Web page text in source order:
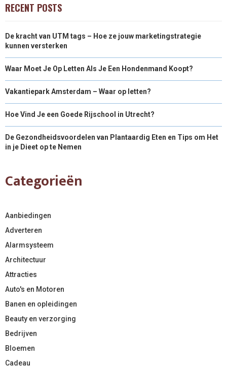
RECENT POSTS
De kracht van UTM tags – Hoe ze jouw marketingstrategie
kunnen versterken
Waar Moet Je Op Letten Als Je Een Hondenmand Koopt?
Vakantiepark Amsterdam – Waar op letten?
Hoe Vind Je een Goede Rijschool in Utrecht?
De Gezondheidsvoordelen van Plantaardig Eten en Tips om Het
in je Dieet op te Nemen
Categorieën
Aanbiedingen
Adverteren
Alarmsysteem
Architectuur
Attracties
Auto's en Motoren
Banen en opleidingen
Beauty en verzorging
Bedrijven
Bloemen
Cadeau